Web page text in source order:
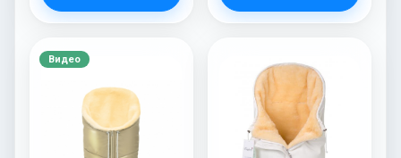
Видео